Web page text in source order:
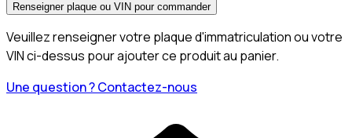
Renseigner plaque ou VIN pour commander
Veuillez renseigner votre plaque d'immatriculation ou votre
VIN ci-dessus pour ajouter ce produit au panier.
Une question ? Contactez-nous